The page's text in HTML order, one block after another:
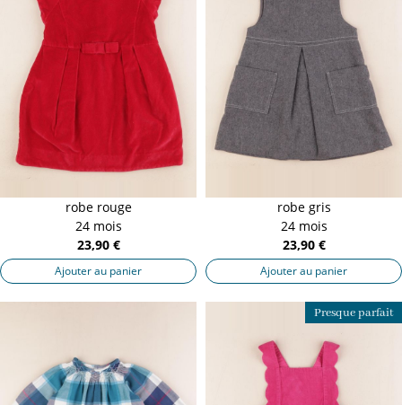
robe rouge
24 mois
23,90 €
Ajouter au panier
robe gris
24 mois
23,90 €
Ajouter au panier
Presque parfait